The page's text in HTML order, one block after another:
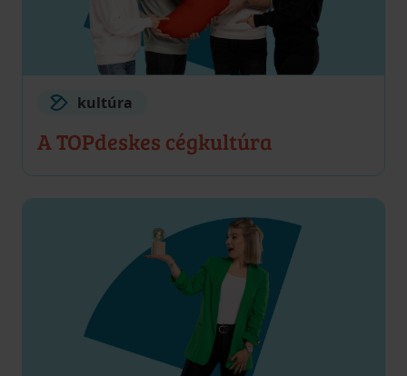
kultúra
A TOPdeskes cégkultúra